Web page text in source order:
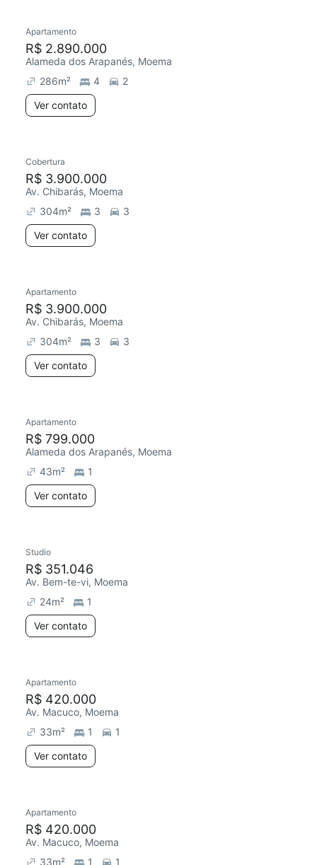
Apartamento
R$ 2.890.000
Alameda dos Arapanés, Moema
286m² 4
2
Ver contato
Cobertura
R$ 3.900.000
Av. Chibarás, Moema
304m² 3
3
Ver contato
Apartamento
R$ 3.900.000
Av. Chibarás, Moema
304m² 3
3
Ver contato
Apartamento
R$ 799.000
Alameda dos Arapanés, Moema
43m²
1
Ver contato
Studio
R$ 351.046
Av. Bem-te-vi, Moema
24m²
1
Ver contato
Apartamento
R$ 420.000
Av. Macuco, Moema
33m² 1
1
Ver contato
Apartamento
R$ 420.000
Av. Macuco, Moema
33m² 1 1